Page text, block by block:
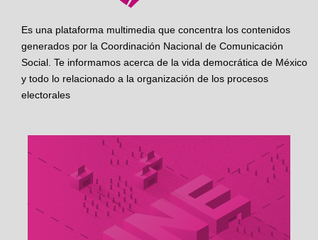
Es una plataforma multimedia que concentra los contenidos
generados por la Coordinación Nacional de Comunicación
Social. Te informamos acerca de la vida democrática de México
y todo lo relacionado a la organización de los procesos
electorales